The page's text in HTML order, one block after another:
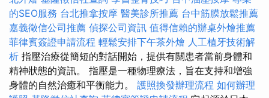
的SEO服務 台北推拿按摩 醫美診所推薦 台中筋膜放鬆推薦
嘉義徵信公司推薦 偵探公司資訊 值得信賴的辦桌外燴推薦
菲律賓簽證申請流程 輕鬆安排下午茶外燴 人工植牙技術解
析 指壓治療從​​簡短的對話開始，提供有關患者當前身體和
精神狀態的資訊。 指壓是一種物理療法，旨在支持和增強
身體的自然治癒和平衡能力。 護照換發辦理流程 如何辦理